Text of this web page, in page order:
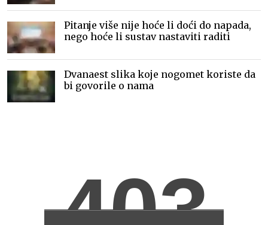
Pitanje više nije hoće li doći do napada,
nego hoće li sustav nastaviti raditi
Dvanaest slika koje nogomet koriste da
bi govorile o nama